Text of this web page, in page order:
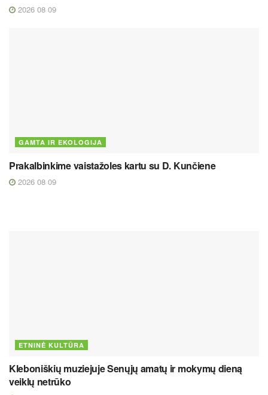
2026 08 09
GAMTA IR EKOLOGIJA
Prakalbinkime vaistažoles kartu su D. Kunčiene
2026 08 09
ETNINĖ KULTŪRA
Kleboniškių muziejuje Senųjų amatų ir mokymų dieną
veiklų netrūko